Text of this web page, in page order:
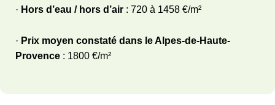
· Hors d’eau / hors d’air : 720 à 1458 €/m²
· Prix moyen constaté dans le Alpes-de-Haute-
Provence : 1800 €/m²